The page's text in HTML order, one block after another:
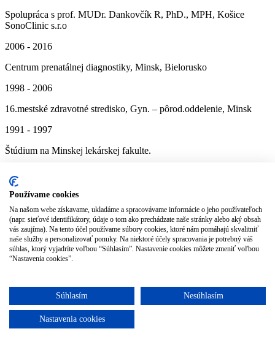
Spolupráca s prof. MUDr. Dankovčík R, PhD., MPH, Košice
SonoClinic s.r.o
2006 - 2016
Centrum prenatálnej diagnostiky, Minsk, Bielorusko
1998 - 2006
16.mestské zdravotné stredisko, Gyn. – pôrod.oddelenie, Minsk
1991 - 1997
Štúdium na Minskej lekárskej fakulte.
Vzdelanie:
2018
Medzinárodny kurz ISUOG a RASUDM Prenatálna diagnostika v
medicíne plodu, Moskva
2017
2017
Externý doktorand LF UPJŠ Košice, školiteľ :prof. MUDr. Róbert
Používame cookies
Na našom webe získavame, ukladáme a spracovávame informácie o jeho používateľoch
(napr. sieťové identifikátory, údaje o tom ako prechádzate naše stránky alebo aký obsah
vás zaujíma). Na tento účel používame súbory cookies, ktoré nám pomáhajú skvalitniť
naše služby a personalizovať ponuky. Na niektoré účely spracovania je potrebný váš
súhlas, ktorý vyjadríte voľbou “Súhlasím”. Nastavenie cookies môžete zmeniť voľbou
“Nastavenia cookies”.
Súhlasím Nesúhlasím
Nastavenia cookies